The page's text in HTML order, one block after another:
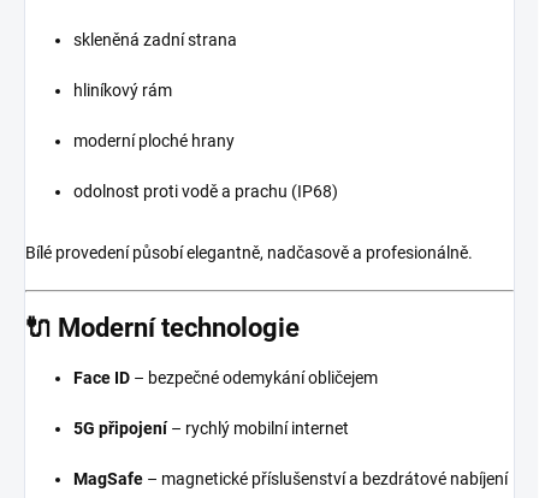
skleněná zadní strana
hliníkový rám
moderní ploché hrany
odolnost proti vodě a prachu (IP68)
Bílé provedení působí elegantně, nadčasově a profesionálně.
🔌 Moderní technologie
Face ID – bezpečné odemykání obličejem
5G připojení– rychlý mobilní internet
MagSafe – magnetické příslušenství a bezdrátové nabíjení